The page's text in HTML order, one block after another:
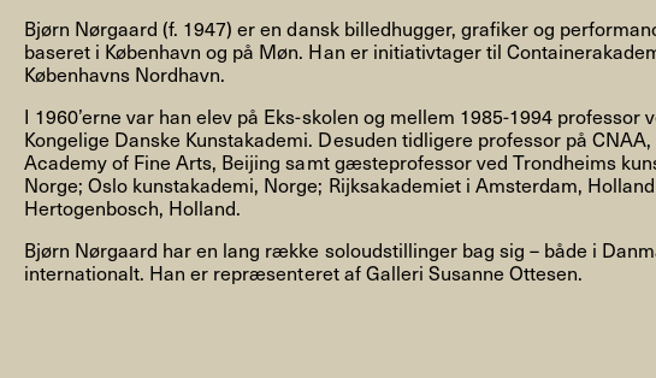
NYHEDSBREV
THORAVEJ 29, 2400 KØBENHAVN NV, DANMARK
Bjørn Nørgaard (f. 1947) er en dansk billedhugger, grafiker og
baseret i København og på Møn. Han er initiativtager til
Københavns Nordhavn.
I 1960’erne var han elev på Eks-skolen og mellem 1985-1994 professor
Kongelige Danske Kunstakademi. Desuden tidligere professor på
Academy of Fine Arts, Beijing samt gæsteprofessor ved Trondheims
Norge; Oslo kunstakademi, Norge; Rijksakademiet i Amsterdam,
Hertogenbosch, Holland.
Bjørn Nørgaard har en lang række soloudstillinger bag sig – både i
internationalt. Han er repræsenteret af Galleri Susanne Ottesen.